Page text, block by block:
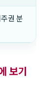
권 분
보기